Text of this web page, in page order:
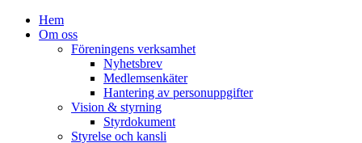
Hem
Om oss
Föreningens verksamhet
Nyhetsbrev
Medlemsenkäter
Hantering av personuppgifter
Vision & styrning
Styrdokument
Styrelse och kansli